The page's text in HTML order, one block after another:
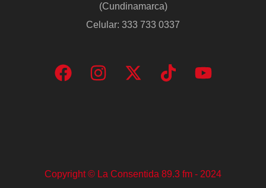
(Cundinamarca)
Celular: 333 733 0337
Copyright © La Consentida 89.3 fm - 2024